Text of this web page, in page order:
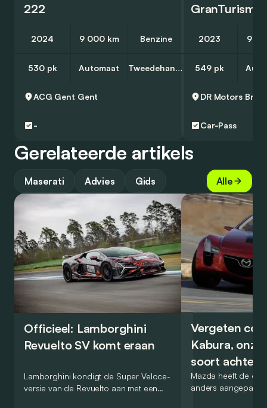
222
2024 9 000 km Benzine
530 pk Automaat Tweedehands
ACG Gent Gent
-
GranTurismo
2023 9
549 pk
DR Motors
Car-Pass
Gerelateerde artikels
Maserati Advies Gids Alle
Officieel: Lamborghini
Revuelto SV komt eraan
Lamborghini kondigt de Super Veloce-
versie van de Revuelto aan met een
Vergeten
Kabura,
soort
Mazda heeft de
anders aangepakt